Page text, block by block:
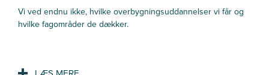
Vi ved endnu ikke, hvilke overbygningsuddannelser vi får og
hvilke fagområder de dækker.